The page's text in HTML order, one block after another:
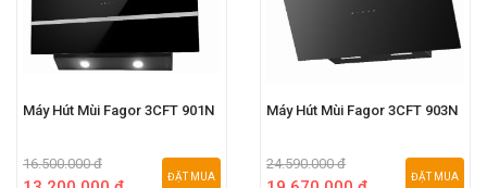
Máy Hút Mùi Fagor 3CFT 901N
16.500.000 đ
ĐẶT MUA
Máy Hút Mùi Fagor 3CFT 903N
24.590.000 đ
ĐẶT MUA